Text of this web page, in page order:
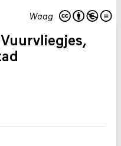
Waag